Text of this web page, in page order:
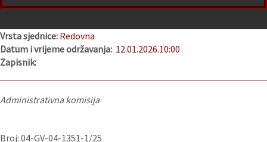
Vrsta sjednice: Redovna
Datum i vrijeme održavanja: 12.01.2026.10:00
Zapisnik:
Administrativna komisija
Broj: 04-GV-04-1351-1/25